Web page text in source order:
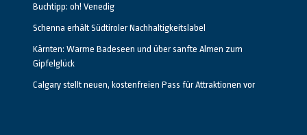
Buchtipp: oh! Venedig
Schenna erhält Südtiroler Nachhaltigkeitslabel
Kärnten: Warme Badeseen und über sanfte Almen zum
Gipfelglück
Calgary stellt neuen, kostenfreien Pass für Attraktionen vor